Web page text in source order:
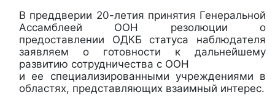
В преддверии 20-летия принятия Генеральной
Ассамблеей ООН резолюции о
предоставлении ОДКБ статуса наблюдателя
заявляем о готовности к дальнейшему
развитию сотрудничества с ООН
и ее специализированными учреждениями в
областях, представляющих взаимный интерес.